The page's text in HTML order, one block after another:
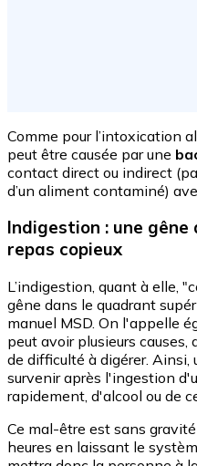
Comme pour l’intoxication
peut être causée par une
contact direct ou indirect
d’un aliment contaminé)
Indigestion : une
repas copieux
L’indigestion, quant à elle,
gêne dans le quadrant
manuel MSD. On l'appelle
peut avoir plusieurs
de difficulté à digérer.
survenir après l'ingestion
rapidement, d'alcool ou de
Ce mal-être est sans
heures en laissant le